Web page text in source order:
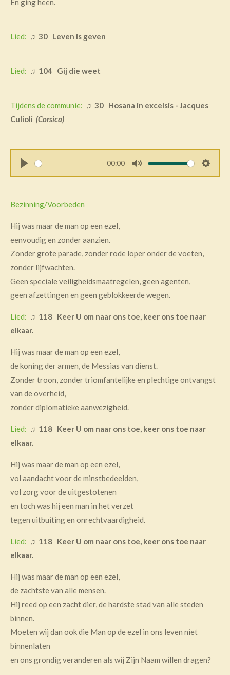
En ging heen.
Lied: ♫ 30 Leven is geven
Lied: ♫ 104 Gij die weet
Tijdens de communie: ♫ 30 Hosana in excelsis - Jacques
Culioli (Corsica)
a
00:00
Bezinning/Voorbeden
Hij was maar de man op een ezel,
eenvoudig en zonder aanzien.
Zonder grote parade, zonder rode loper onder de voeten,
zonder lijfwachten.
Geen speciale veiligheidsmaatregelen, geen agenten,
geen afzettingen en geen geblokkeerde wegen.
Lied: ♫ 118 Keer U om naar ons toe, keer ons toe naar
elkaar.
Hij was maar de man op een ezel,
de koning der armen, de Messias van dienst.
Zonder troon, zonder triomfantelijke en plechtige ontvangst
van de overheid,
zonder diplomatieke aanwezigheid.
Lied: ♫ 118 Keer U om naar ons toe, keer ons toe naar
elkaar.
Hij was maar de man op een ezel,
vol aandacht voor de minstbedeelden,
vol zorg voor de uitgestotenen
en toch was hij een man in het verzet
tegen uitbuiting en onrechtvaardigheid.
Lied: ♫ 118 Keer U om naar ons toe, keer ons toe naar
elkaar.
Hij was maar de man op een ezel,
de zachtste van alle mensen.
Hij reed op een zacht dier, de hardste stad van alle steden
binnen.
Moeten wij dan ook die Man op de ezel in ons leven niet
binnenlaten
en ons grondig veranderen als wij Zijn Naam willen dragen?